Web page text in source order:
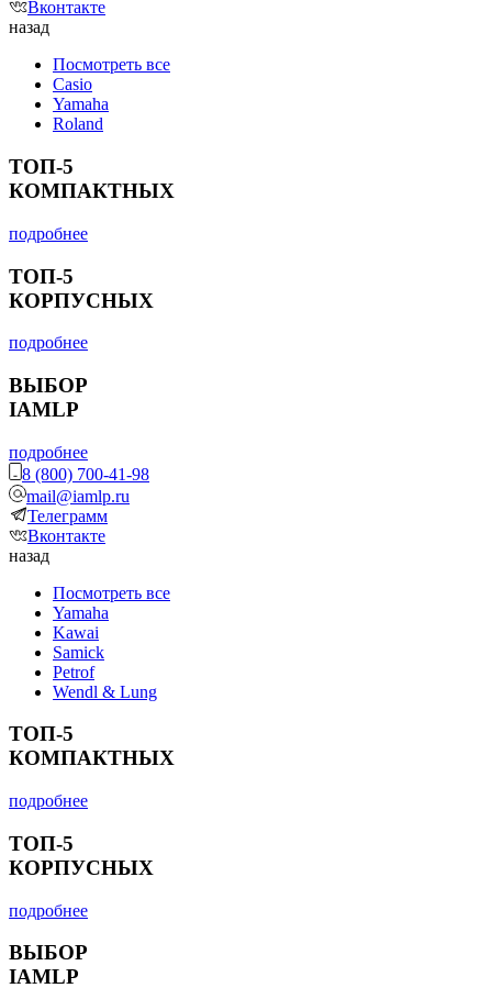
Вконтакте
назад
Посмотреть все
Casio
Yamaha
Roland
ТОП-5
КОМПАКТНЫХ
подробнее
ТОП-5
КОРПУСНЫХ
подробнее
ВЫБОР
IAMLP
подробнее
8 (800) 700-41-98
mail@iamlp.ru
Телеграмм
Вконтакте
назад
Посмотреть все
Yamaha
Kawai
Samick
Petrof
Wendl & Lung
ТОП-5
КОМПАКТНЫХ
подробнее
ТОП-5
КОРПУСНЫХ
подробнее
ВЫБОР
IAMLP